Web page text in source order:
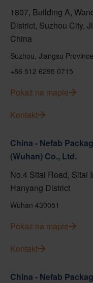
1807, Building A,
District, Suzhou City,
China
Suzhou, Jiangsu
+86 512 6295 0715
Pokaż na mapie
Kontakt
China - Nefab
(Wuhan) Co., Ltd.
No.4 Sitai Road, Sitai
Hanyang District
Wuhan 430051
Pokaż na mapie
Kontakt
China - Nefab